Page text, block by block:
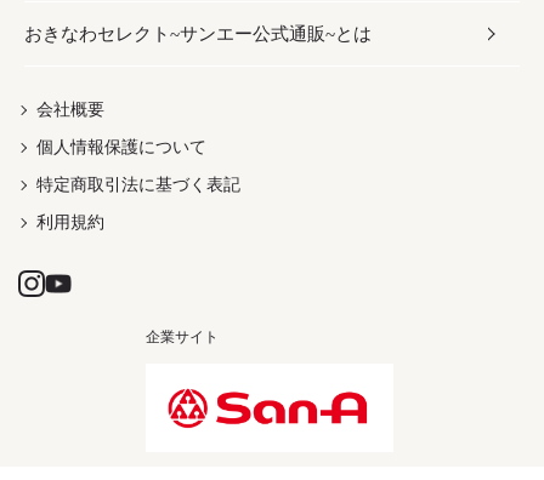
だし／スパイス／島唐辛子
おつまみ
紅芋
ドリンク
茶葉
ヘアケア
UVケア
レディース
沖縄ファッション
伝統工芸品
おきなわセレクト~サンエー公式通販~とは
会社概要
個人情報保護について
特定商取引法に基づく表記
利用規約
企業サイト